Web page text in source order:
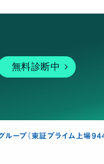
無料診断中